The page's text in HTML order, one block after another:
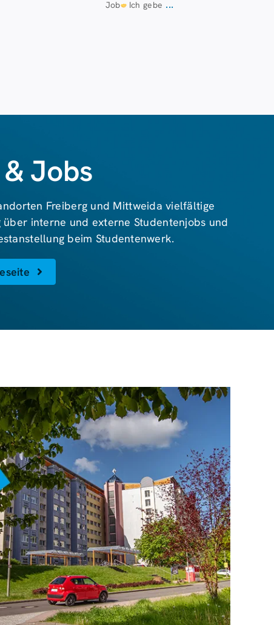
Job Ich gebe ...
Jobs
Freiberg und Mittweida vielfältige
interne und externe Studentenjobs und
beim Studentenwerk.